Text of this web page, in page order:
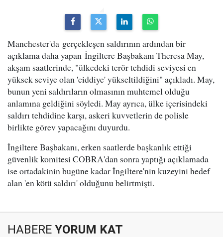
Manchester'da gerçekleşen saldırının ardından bir
açıklama daha yapan İngiltere Başbakanı Theresa May,
akşam saatlerinde, "ülkedeki terör tehdidi seviyesi en
yüksek seviye olan 'ciddiye' yükseltildiğini" açıkladı. May,
bunun yeni saldırıların olmasının muhtemel olduğu
anlamına geldiğini söyledi. May ayrıca, ülke içerisindeki
saldırı tehdidine karşı, askeri kuvvetlerin de polisle
birlikte görev yapacağını duyurdu.
İngiltere Başbakanı, erken saatlerde başkanlık ettiği
güvenlik komitesi COBRA'dan sonra yaptığı açıklamada
ise ortadakinin bugüne kadar İngiltere'nin kuzeyini hedef
alan 'en kötü saldırı' olduğunu belirtmişti.
HABERE YORUM KAT